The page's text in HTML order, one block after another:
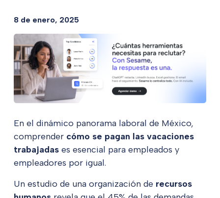
8 de enero, 2025
En el dinámico panorama laboral de México,
comprender cómo se pagan las vacaciones
trabajadas es esencial para empleados y
empleadores por igual.
Un estudio de una organización de recursos